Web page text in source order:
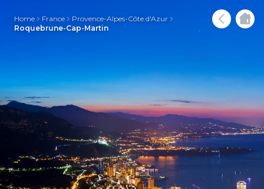
Home France
Provence-Alpes-Côte d'Azur
Roquebrune-Cap-Martin